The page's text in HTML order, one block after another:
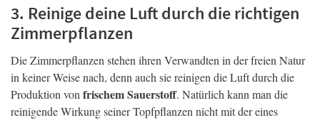
3. Reinige deine Luft durch die richtigen
Zimmerpflanzen
Die Zimmerpflanzen stehen ihren Verwandten in der freien Natur
in keiner Weise nach, denn auch sie reinigen die Luft durch die
Produktion von frischem Sauerstoff. Natürlich kann man die
reinigende Wirkung seiner Topfpflanzen nicht mit der eines